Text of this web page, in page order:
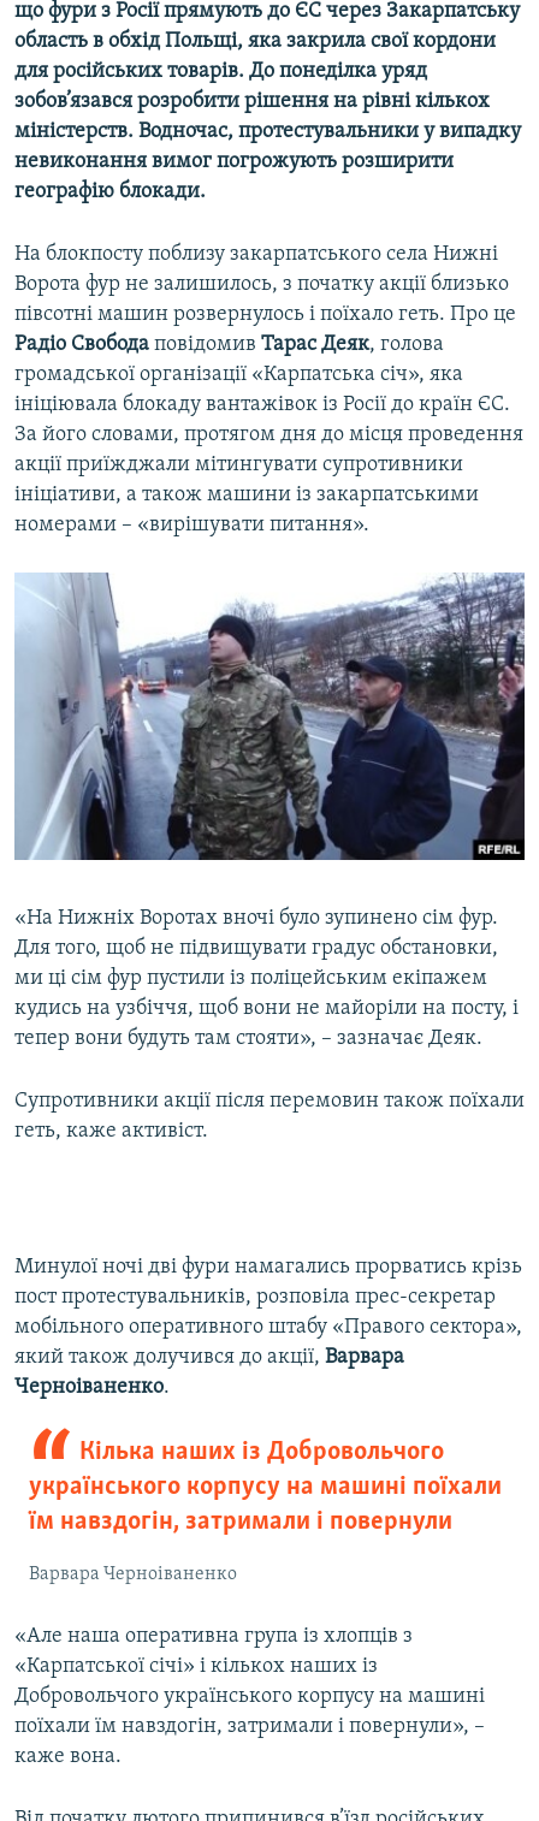
що фури з Росії прямують до ЄС через Закарпатську
область в обхід Польщі, яка закрила свої кордони
для російських товарів. До понеділка уряд
зобов’язався розробити рішення на рівні кількох
міністерств. Водночас, протестувальники у випадку
невиконання вимог погрожують розширити
географію блокади.
На блокпосту поблизу закарпатського села Нижні
Ворота фур не залишилось, з початку акції близько
півсотні машин розвернулось і поїхало геть. Про це
Радіо Свобода повідомив Тарас Деяк, голова
громадської організації «Карпатська січ», яка
ініціювала блокаду вантажівок із Росії до країн ЄС.
За його словами, протягом дня до місця проведення
акції приїжджали мітингувати супротивники
ініціативи, а також машини із закарпатськими
номерами – «вирішувати питання».
«На Нижніх Воротах вночі було зупинено сім фур.
Для того, щоб не підвищувати градус обстановки,
ми ці сім фур пустили із поліцейським екіпажем
кудись на узбіччя, щоб вони не майоріли на посту, і
тепер вони будуть там стояти», – зазначає Деяк.
Супротивники акції після перемовин також поїхали
геть, каже активіст.
Минулої ночі дві фури намагались прорватись крізь
пост протестувальників, розповіла прес-секретар
мобільного оперативного штабу «Правого сектора»,
який також долучився до акції, Варвара
Черноіваненко.
Кілька наших із Добровольчого
українського корпусу на машині поїхали
їм навздогін, затримали і повернули
Варвара Черноіваненко
«Але наша оперативна група із хлопців з
«Карпатської січі» і кількох наших із
Добровольчого українського корпусу на машині
поїхали їм навздогін, затримали і повернули», –
каже вона.